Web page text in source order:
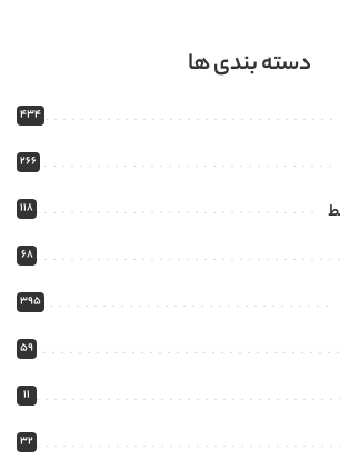
دسته بندی ها
434
266
118
68
395
59
11
32